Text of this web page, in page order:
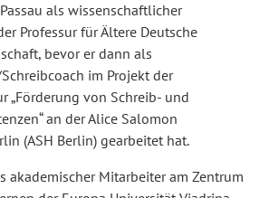
als wissenschaftlicher
Professur für Ältere Deutsche
bevor er dann als
im Projekt der
„Förderung von Schreib- und
an der Alice Salomon
(ASH Berlin) gearbeitet hat.
akademischer Mitarbeiter am Zentrum